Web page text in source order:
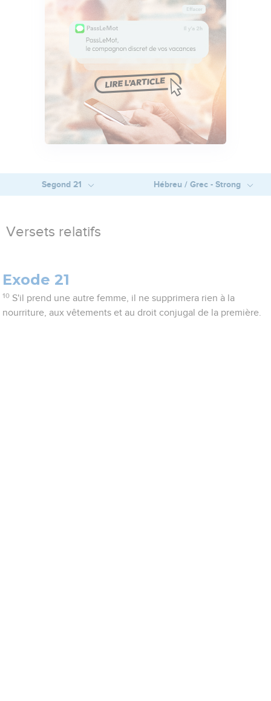
Segond 21 Hébreu / Grec - Strong
Versets relatifs
Exode 21
10 S'il prend une autre femme, il ne supprimera rien à la
nourriture, aux vêtements et au droit conjugal de la première.